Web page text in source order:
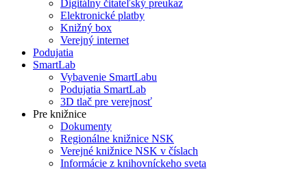
Digitálny čitateľský preukaz
Elektronické platby
Knižný box
Verejný internet
Podujatia
SmartLab
Vybavenie SmartLabu
Podujatia SmartLab
3D tlač pre verejnosť
Pre knižnice
Dokumenty
Regionálne knižnice NSK
Verejné knižnice NSK v číslach
Informácie z knihovníckeho sveta